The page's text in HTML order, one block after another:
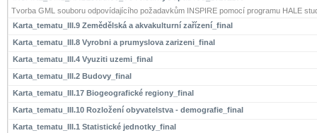
Tvorba GML souboru odpovídajícího požadavkům INSPIRE pomocí programu HALE
Karta_tematu_III.9 Zemědělská a akvakulturní zařízení_final
Karta_tematu_III.8 Vyrobni a prumyslova zarizeni_final
Karta_tematu_III.4 Vyuziti uzemi_final
Karta_tematu_III.2 Budovy_final
Karta_tematu_III.17 Biogeografické regiony_final
Karta_tematu_III.10 Rozložení obyvatelstva - demografie_final
Karta_tematu_III.1 Statistické jednotky_final